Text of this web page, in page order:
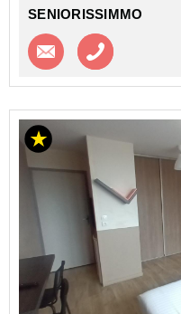
SENIORISSIMMO
Contacter l'agence